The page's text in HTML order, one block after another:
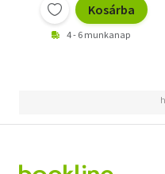
Kosárba
4 - 6 munkanap